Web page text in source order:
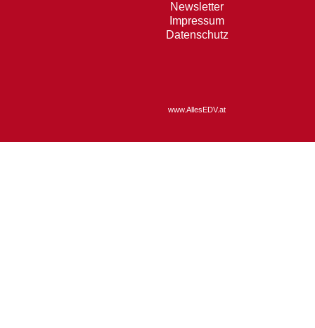
Newsletter
Impressum
Datenschutz
www.AllesEDV.at